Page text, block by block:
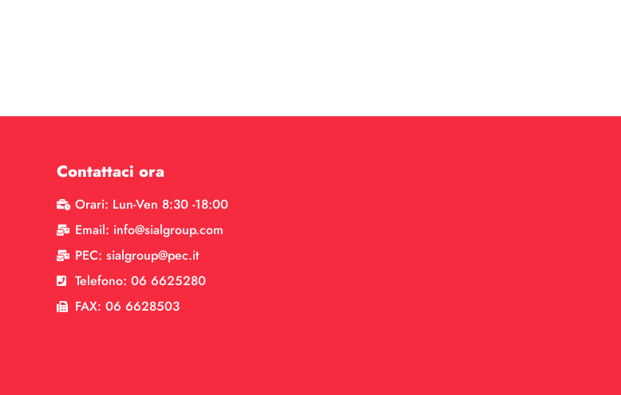
Contattaci ora
Orari: Lun-Ven 8:30 -18:00
Email: info@sialgroup.com
PEC: sialgroup@pec.it
Telefono: 06 6625280
FAX: 06 6628503